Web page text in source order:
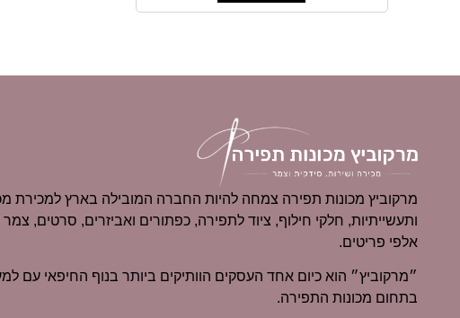
מרקוביץ מכונות תפירה צמחה להיות החברה המובילה בארץ למכירת
ותעשייתיות, חלקי חילוף, ציוד לתפירה, כפתורים ואביזרים, סרטים, צמר
אלפי פריטים.
בתחום מכונות התפירה.